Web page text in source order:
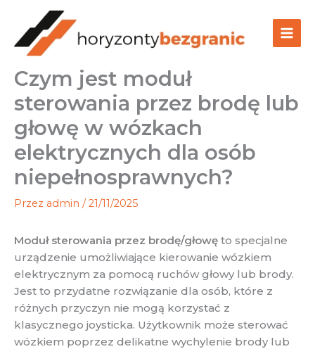
treści
Czym jest moduł
sterowania przez brodę lub
głowę w wózkach
elektrycznych dla osób
niepełnosprawnych?
Przez admin / 21/11/2025
Moduł sterowania przez brodę/głowę to specjalne
urządzenie umożliwiające kierowanie wózkiem
elektrycznym za pomocą ruchów głowy lub brody.
Jest to przydatne rozwiązanie dla osób, które z
różnych przyczyn nie mogą korzystać z
klasycznego joysticka. Użytkownik może sterować
wózkiem poprzez delikatne wychylenie brody lub